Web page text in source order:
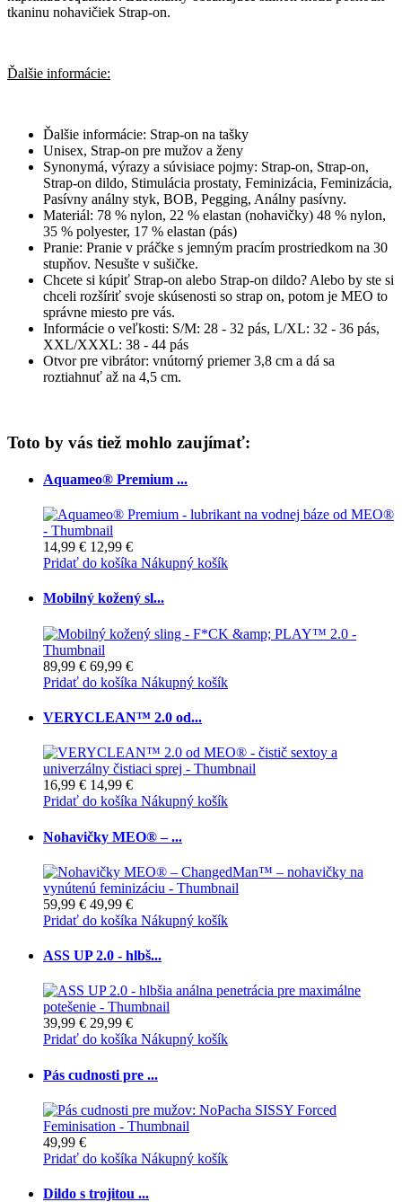
tkaninu nohavičiek Strap-on.
Ďalšie informácie:
Ďalšie informácie: Strap-on na tašky
Unisex, Strap-on pre mužov a ženy
Synonymá, výrazy a súvisiace pojmy: Strap-on, Strap-on,
Strap-on dildo, Stimulácia prostaty, Feminizácia, Feminizácia,
Pasívny análny styk, BOB, Pegging, Análny pasívny.
Materiál: 78 % nylon, 22 % elastan (nohavičky) 48 % nylon,
35 % polyester, 17 % elastan (pás)
Pranie: Pranie v práčke s jemným pracím prostriedkom na 30
stupňov. Nesušte v sušičke.
Chcete si kúpiť Strap-on alebo Strap-on dildo? Alebo by ste si
chceli rozšíriť svoje skúsenosti so strap on, potom je MEO to
správne miesto pre vás.
Informácie o veľkosti: S/M: 28 - 32 pás, L/XL: 32 - 36 pás,
XXL/XXXL: 38 - 44 pás
Otvor pre vibrátor: vnútorný priemer 3,8 cm a dá sa
roztiahnuť až na 4,5 cm.
Toto by vás tiež mohlo zaujímať:
Aquameo® Premium ...
14,99 € 12,99 €
Pridať do košíka Nákupný košík
Mobilný kožený sl...
89,99 € 69,99 €
Pridať do košíka Nákupný košík
VERYCLEAN™ 2.0 od...
16,99 € 14,99 €
Pridať do košíka Nákupný košík
Nohavičky MEO® – ...
59,99 € 49,99 €
Pridať do košíka Nákupný košík
ASS UP 2.0 - hlbš...
39,99 € 29,99 €
Pridať do košíka Nákupný košík
Pás cudnosti pre ...
49,99 €
Pridať do košíka Nákupný košík
Dildo s trojitou ...